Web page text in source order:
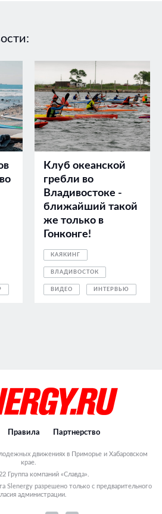
Клуб океанской
гребли во
Владивостоке -
ближайший такой
же только в
Гонконге!
КАЯКИНГ
ВЛАДИВОСТОК
ВИДЕО ИНТЕРВЬЮ
Правила Партнерство
движениях в Приморье и Хабаровском
крае.
Группа компаний «Славда».
Slenergy разрешено только с предварительного
администрации.